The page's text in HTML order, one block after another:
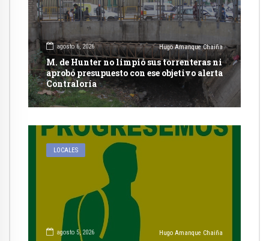
agosto 6, 2026 Hugo Amanque Chaiña
M. de Hunter no limpió sus torrenteras ni
aprobó presupuesto con ese objetivo alerta
Contraloría
LOCALES
agosto 5, 2026 Hugo Amanque Chaiña